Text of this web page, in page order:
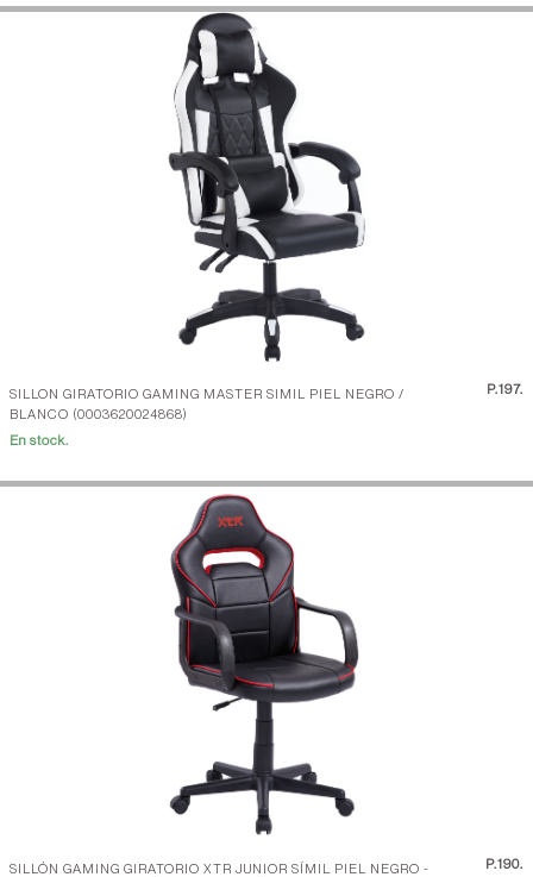
SILLON GIRATORIO GAMING MASTER SIMIL PIEL NEGRO /
BLANCO (0003620024868)
P.197.
En stock.
SILLÓN GAMING GIRATORIO XTR JUNIOR SÍMIL PIEL NEGRO -
P.190.